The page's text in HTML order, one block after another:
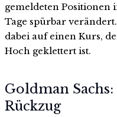
gemeldeten
Tage spürbar
dabei auf einen Kurs,
Hoch geklettert ist.
Goldman
Rückzug